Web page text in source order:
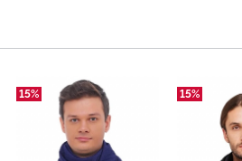
15% 15%